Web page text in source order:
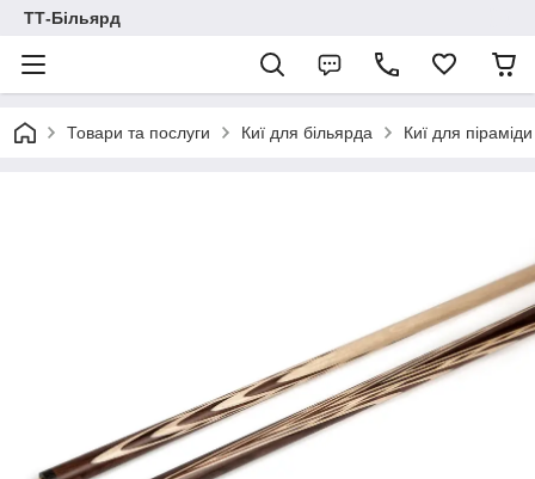
ТТ-Більярд
Товари та послуги Киї для більярда Киї для піраміди